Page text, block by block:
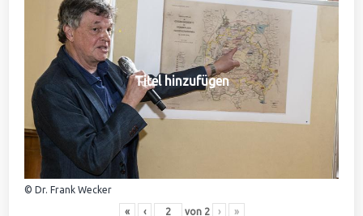
Titel hinzufügen
© Dr. Frank Wecker
« ‹ von 2 › »